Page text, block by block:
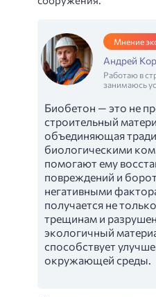
Мнение
Андрей
Работаю в
занимаюсь
Биобетон — это не
строительный
объединяющая
биологическими
помогают ему
повреждений и
негативными
получается не
трещинам и
экологичный
способствует
окружающей среды.